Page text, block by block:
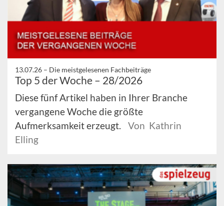
13.07.26 – Die meistgelesenen Fachbeiträge
Top 5 der Woche – 28/2026
Diese fünf Artikel haben in Ihrer Branche
vergangene Woche die größte
Aufmerksamkeit erzeugt.
Von Kathrin
Elling